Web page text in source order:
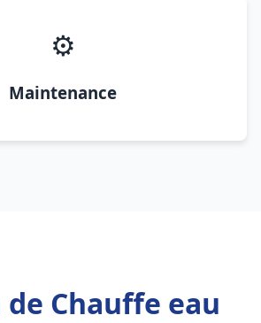
⚙️
Maintenance
de Chauffe eau